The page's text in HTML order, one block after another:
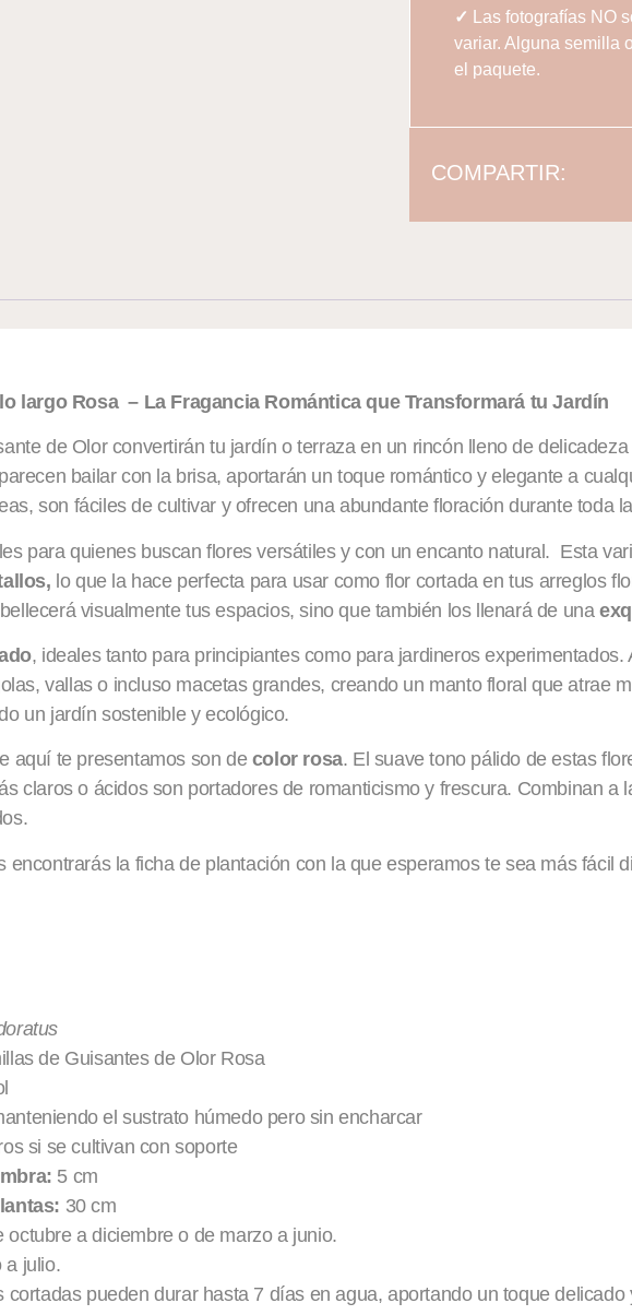
✓
Las fotografías NO
variar. Alguna semilla
el paquete.
COMPARTIR:
largo Rosa – La Fragancia Romántica que Transformará tu Jardín
de Olor convertirán tu jardín o terraza en un rincón lleno de
bailar con la brisa, aportarán un toque romántico y elegante a
son fáciles de cultivar y ofrecen una abundante floración durante toda
para quienes buscan flores versátiles y con un encanto natural. Esta
lo que la hace perfecta para usar como flor cortada en tus arreglos
visualmente tus espacios, sino que también los llenará de una
, ideales tanto para principiantes como para jardineros
vallas o incluso macetas grandes, creando un manto floral que atrae
un jardín sostenible y ecológico.
aquí te presentamos son de color rosa. El suave tono pálido de estas
claros o ácidos son portadores de romanticismo y frescura. Combinan a
encontrarás la ficha de plantación con la que esperamos te sea más fácil
de Guisantes de Olor Rosa
el sustrato húmedo pero sin encharcar
si se cultivan con soporte
5 cm
30 cm
octubre a diciembre o de marzo a junio.
a julio.
cortadas pueden durar hasta 7 días en agua, aportando un toque